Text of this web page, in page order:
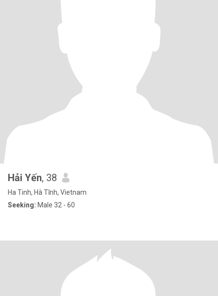
Hải Yến, 38
Ha Tinh, Hà Tĩnh, Vietnam
Seeking: Male 32 - 60